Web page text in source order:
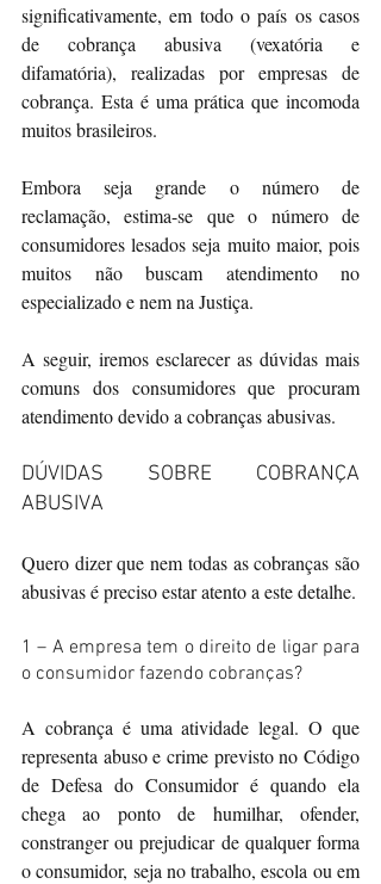
significativamente, em todo o país os casos
de cobrança abusiva (vexatória e
difamatória), realizadas por empresas de
cobrança. Esta é uma prática que incomoda
muitos brasileiros.
Embora seja grande o número de
reclamação, estima-se que o número de
consumidores lesados seja muito maior, pois
muitos não buscam atendimento no
especializado e nem na Justiça.
A seguir, iremos esclarecer as dúvidas mais
comuns dos consumidores que procuram
atendimento devido a cobranças abusivas.
DÚVIDAS SOBRE COBRANÇA
ABUSIVA
Quero dizer que nem todas as cobranças são
abusivas é preciso estar atento a este detalhe.
1 – A empresa tem o direito de ligar para
o consumidor fazendo cobranças?
A cobrança é uma atividade legal. O que
representa abuso e crime previsto no Código
de Defesa do Consumidor é quando ela
chega ao ponto de humilhar, ofender,
constranger ou prejudicar de qualquer forma
o consumidor, seja no trabalho, escola ou em